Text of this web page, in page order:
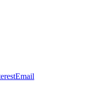
Email